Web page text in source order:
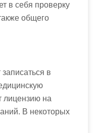
в себя проверку
общего
в
лицензию на
В некоторых